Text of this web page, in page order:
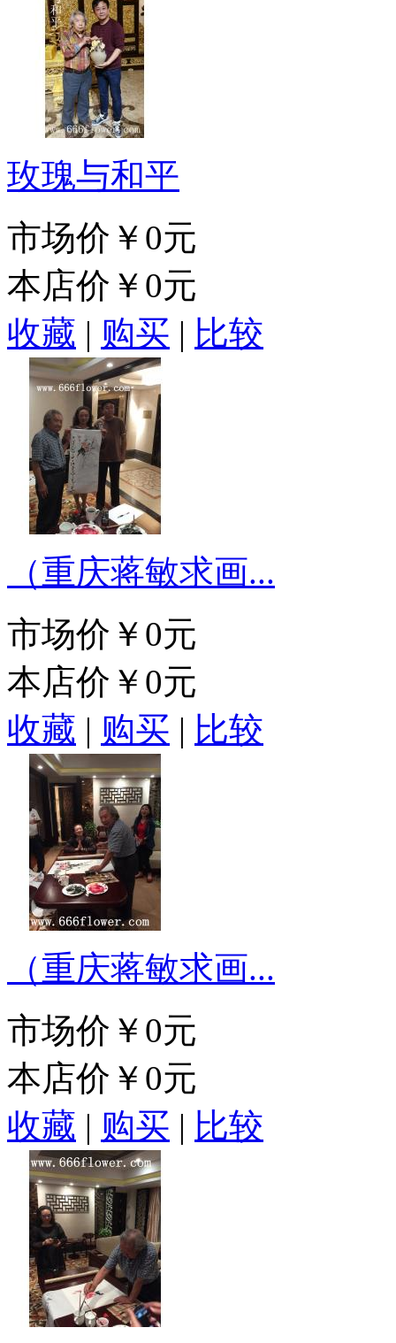
玫瑰与和平
市场价 ￥0元
本店价 ￥0元
收藏 | 购买 | 比较
（重庆蒋敏求画...
市场价 ￥0元
本店价 ￥0元
收藏 | 购买 | 比较
（重庆蒋敏求画...
市场价 ￥0元
本店价 ￥0元
收藏 | 购买 | 比较